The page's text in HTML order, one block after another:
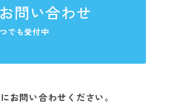
問い合わせ
でも受付中
お問い合わせください。